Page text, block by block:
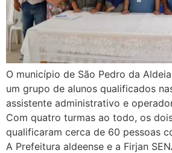
O município de São Pedro da
um grupo de alunos qualificados
assistente administrativo e
Com quatro turmas ao todo, os
qualificaram cerca de 60 pessoas
A Prefeitura aldeense e a Firjan